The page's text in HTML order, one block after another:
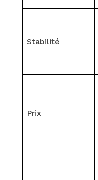
Stabilité
Prix